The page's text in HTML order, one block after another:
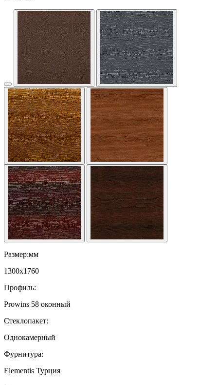
Размер:мм
1300x1760
Профиль:
Prowins 58 оконный
Стеклопакет:
Однокамерный
Фурнитура:
Elementis Турция